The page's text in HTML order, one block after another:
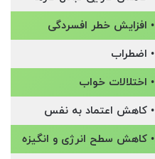
• افزایش خطر افسردگی
• اضطراب
• اختلالات خواب
• کاهش اعتماد به نفس
• کاهش سطح انرژی و انگیزه